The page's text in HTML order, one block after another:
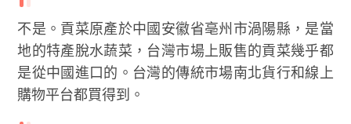
不是。貢菜原產於中國安徽省亳州市渦陽縣，是當
地的特產脫水蔬菜，台灣市場上販售的貢菜幾乎都
是從中國進口的。台灣的傳統市場南北貨行和線上
購物平台都買得到。